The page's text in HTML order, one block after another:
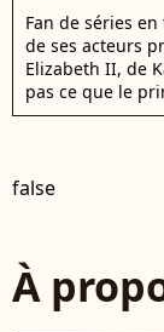
Fan de séries
de ses acteurs
Elizabeth II, de
pas ce que le
false
À